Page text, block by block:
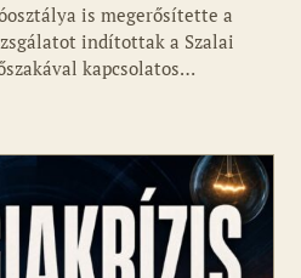
is megerősítette a
indítottak a Szalai
kapcsolatos…